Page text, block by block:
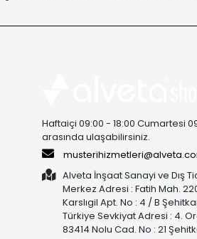
Haftaiçi 09:00 - 18:00 Cumartesi
arasında ulaşabilirsiniz.
Alveta İnşaat Sanayi ve Dış
Merkez Adresi : Fatih Mah.
Karslıgil Apt. No : 4 / B
Türkiye Sevkiyat Adresi : 4.
83414 Nolu Cad. No : 21